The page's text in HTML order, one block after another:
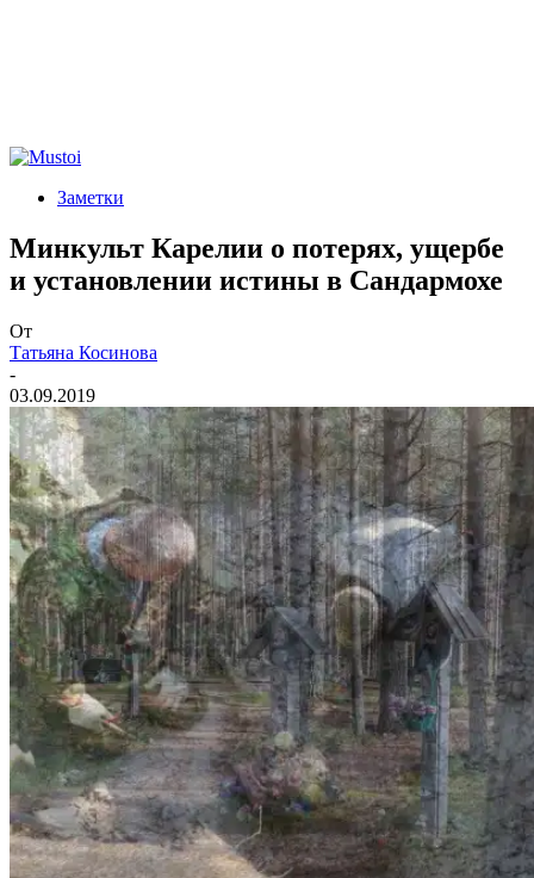
Заметки
Минкульт Карелии о потерях, ущербе
и установлении истины в Сандармохе
От
Татьяна Косинова
-
03.09.2019